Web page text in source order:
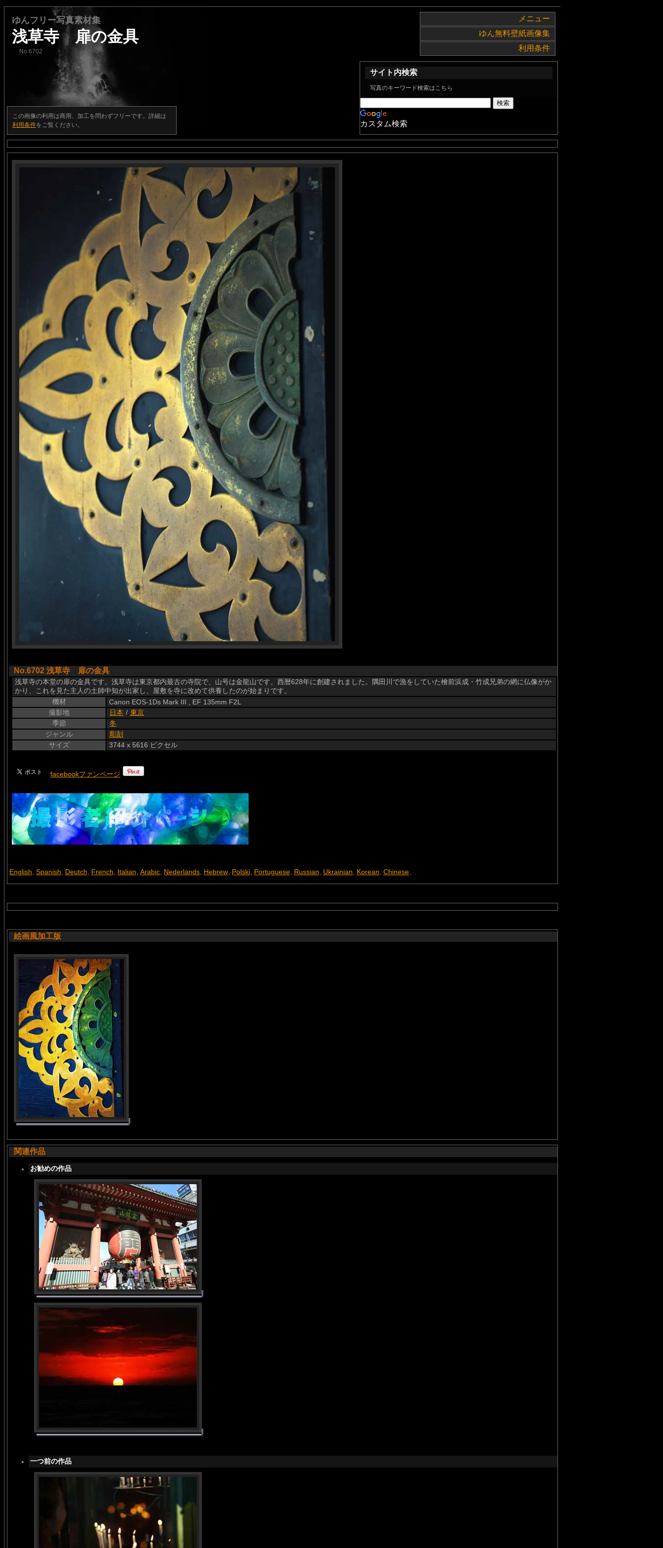
メニュー
ゆん無料壁紙画像集
利用条件
ゆんフリー写真素材集
浅草寺 扉の金具
No.6702
この画像の利用は商用、加工を問わずフリーです。詳細は
利用条件をご覧ください。
サイト内検索
写真のキーワード検索はこちら
カスタム検索
No.6702 浅草寺 扉の金具
浅草寺の本堂の扉の金具です。浅草寺は東京都内最古の寺院で、山号は金龍山です。西暦628年に創建されました。隅田川で漁をしていた檜前浜成・竹成兄弟の網に仏像がか
かり、これを見た主人の土師中知が出家し、屋敷を寺に改めて供養したのが始まりです。
機材
Canon EOS-1Ds Mark III , EF 135mm F2L
撮影地
日本 / 東京
季節
冬
ジャンル
彫刻
サイズ
3744 x 5616 ピクセル
facebookファンページ
English, Spanish, Deutch, French, Italian, Arabic, Nederlands, Hebrew, Polski, Portuguese, Russian, Ukrainian, Korean, Chinese,
絵画風加工版
関連作品
お勧めの作品
一つ前の作品